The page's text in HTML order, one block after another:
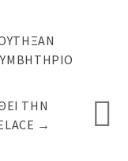
ΤΗΝ
→